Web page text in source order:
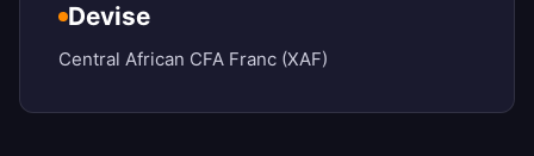
Devise
Central African CFA Franc (XAF)